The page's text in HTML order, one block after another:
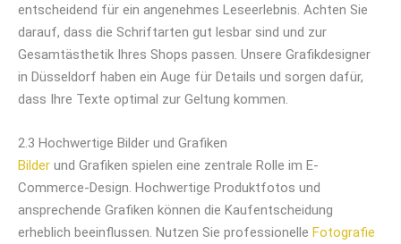
entscheidend für ein angenehmes Leseerlebnis. Achten Sie
darauf, dass die Schriftarten gut lesbar sind und zur
Gesamtästhetik Ihres Shops passen. Unsere Grafikdesigner
in Düsseldorf haben ein Auge für Details und sorgen dafür,
dass Ihre Texte optimal zur Geltung kommen.
2.3 Hochwertige Bilder und Grafiken
Bilder und Grafiken spielen eine zentrale Rolle im E-
Commerce-Design. Hochwertige Produktfotos und
ansprechende Grafiken können die Kaufentscheidung
erheblich beeinflussen. Nutzen Sie professionelle Fotografie